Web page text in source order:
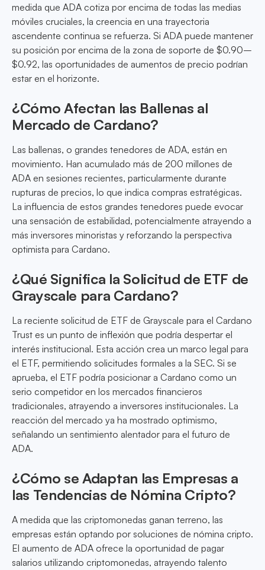
medida que ADA cotiza por encima de todas las medias
móviles cruciales, la creencia en una trayectoria
ascendente continua se refuerza. Si ADA puede mantener
su posición por encima de la zona de soporte de $0.90–
$0.92, las oportunidades de aumentos de precio podrían
estar en el horizonte.
¿Cómo Afectan las Ballenas al
Mercado de Cardano?
Las ballenas, o grandes tenedores de ADA, están en
movimiento. Han acumulado más de 200 millones de
ADA en sesiones recientes, particularmente durante
rupturas de precios, lo que indica compras estratégicas.
La influencia de estos grandes tenedores puede evocar
una sensación de estabilidad, potencialmente atrayendo a
más inversores minoristas y reforzando la perspectiva
optimista para Cardano.
¿Qué Significa la Solicitud de ETF de
Grayscale para Cardano?
La reciente solicitud de ETF de Grayscale para el Cardano
Trust es un punto de inflexión que podría despertar el
interés institucional. Esta acción crea un marco legal para
el ETF, permitiendo solicitudes formales a la SEC. Si se
aprueba, el ETF podría posicionar a Cardano como un
serio competidor en los mercados financieros
tradicionales, atrayendo a inversores institucionales. La
reacción del mercado ya ha mostrado optimismo,
señalando un sentimiento alentador para el futuro de
ADA.
¿Cómo se Adaptan las Empresas a
las Tendencias de Nómina Cripto?
A medida que las criptomonedas ganan terreno, las
empresas están optando por soluciones de nómina cripto.
El aumento de ADA ofrece la oportunidad de pagar
salarios utilizando criptomonedas, atrayendo talento